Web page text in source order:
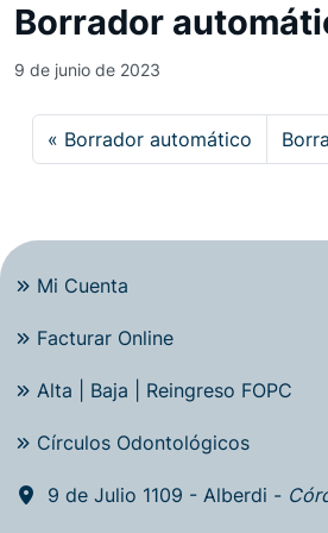
Borrador
9 de junio de 2023
Borrador automático
Mi Cuenta
Facturar Online
Alta | Baja | Reingreso FOPC
Círculos Odontológicos
9 de Julio 1109 - Alberdi -